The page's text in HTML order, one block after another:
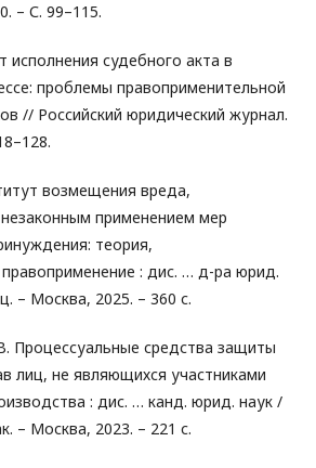
– С. 99–115.
исполнения судебного акта в
проблемы правоприменительной
// Российский юридический журнал.
возмещения вреда,
применением мер
теория,
: дис. … д-ра юрид.
– Москва, 2025. – 360 с.
Процессуальные средства защиты
лиц, не являющихся участниками
: дис. … канд. юрид. наук /
– Москва, 2023. – 221 с.